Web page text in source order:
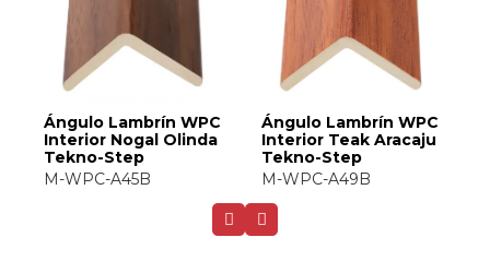
Ángulo Lambrín WPC
Interior Nogal Olinda
Tekno-Step
M-WPC-A45B
Ángulo Lambrín WPC
Interior Teak Aracaju
Tekno-Step
M-WPC-A49B